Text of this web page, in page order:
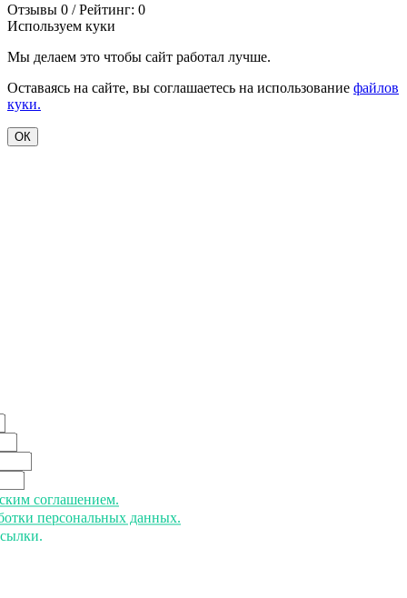
Отзывы 0 / Рейтинг: 0
Используем куки
Мы делаем это чтобы сайт работал лучше.
Оставаясь на сайте, вы соглашаетесь на использование файлов
куки.
ОК
соглашением.
персональных данных.